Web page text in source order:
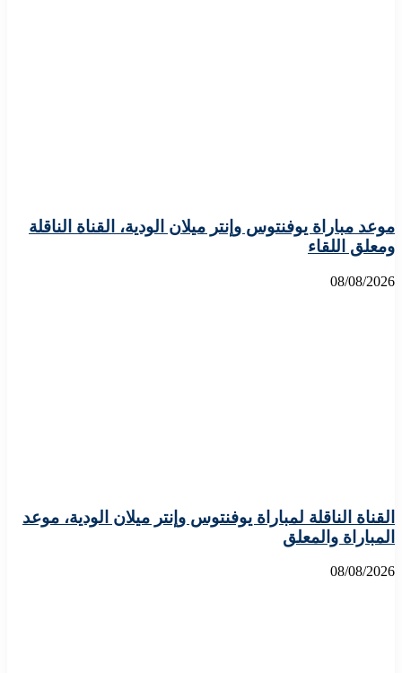
موعد مباراة يوفنتوس وإنتر ميلان الودية، القناة الناقلة
ومعلق اللقاء
08/08/2026
القناة الناقلة لمباراة يوفنتوس وإنتر ميلان الودية، موعد
المباراة والمعلق
08/08/2026